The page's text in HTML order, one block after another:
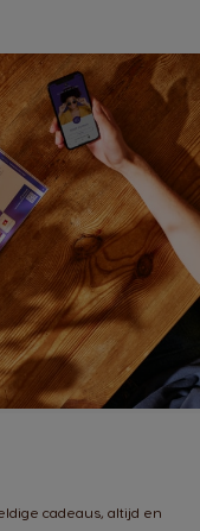
cadeaus, altijd en